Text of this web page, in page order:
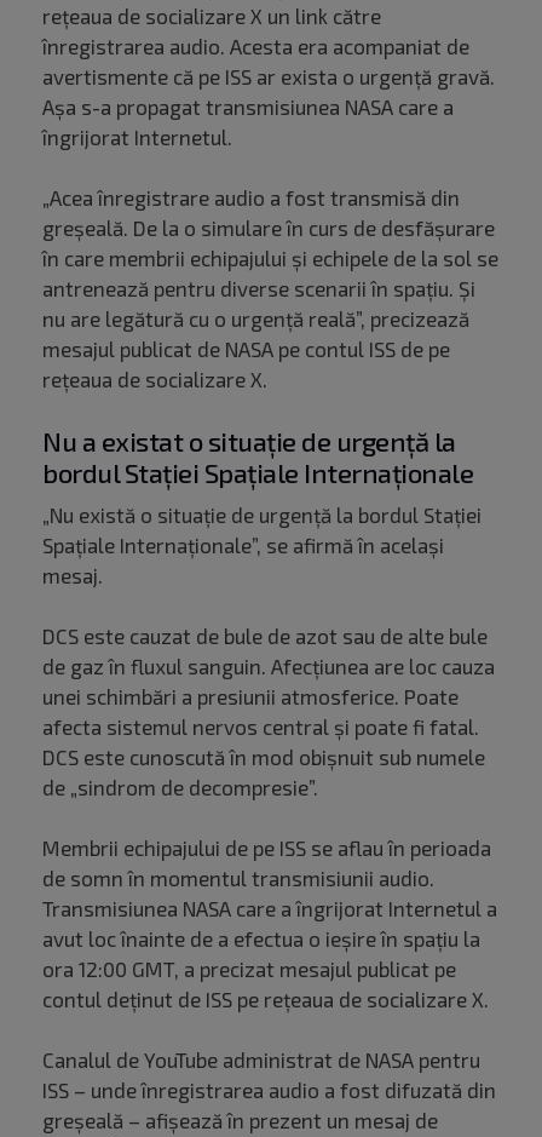
reţeaua de socializare X un link către
înregistrarea audio. Acesta era acompaniat de
avertismente că pe ISS ar exista o urgenţă gravă.
Așa s-a propagat transmisiunea NASA care a
îngrijorat Internetul.
„Acea înregistrare audio a fost transmisă din
greşeală. De la o simulare în curs de desfăşurare
în care membrii echipajului şi echipele de la sol se
antrenează pentru diverse scenarii în spaţiu. Și
nu are legătură cu o urgenţă reală”, precizează
mesajul publicat de NASA pe contul ISS de pe
reţeaua de socializare X.
Nu a existat o situație de urgență la
bordul Stației Spațiale Internaționale
„Nu există o situaţie de urgenţă la bordul Staţiei
Spaţiale Internaţionale”, se afirmă în acelaşi
mesaj.
DCS este cauzat de bule de azot sau de alte bule
de gaz în fluxul sanguin. Afecțiunea are loc cauza
unei schimbări a presiunii atmosferice. Poate
afecta sistemul nervos central şi poate fi fatal.
DCS este cunoscută în mod obişnuit sub numele
de „sindrom de decompresie”.
Membrii echipajului de pe ISS se aflau în perioada
de somn în momentul transmisiunii audio.
Transmisiunea NASA care a îngrijorat Internetul a
avut loc înainte de a efectua o ieşire în spaţiu la
ora 12:00 GMT, a precizat mesajul publicat pe
contul deţinut de ISS pe reţeaua de socializare X.
Canalul de YouTube administrat de NASA pentru
ISS – unde înregistrarea audio a fost difuzată din
greşeală – afişează în prezent un mesaj de